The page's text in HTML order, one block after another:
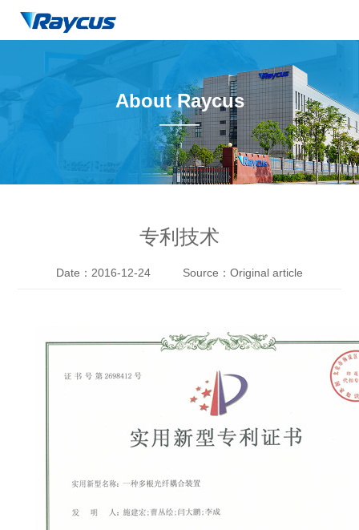
About Raycus
——
专利技术
Date：2016-12-24 Source：Original article